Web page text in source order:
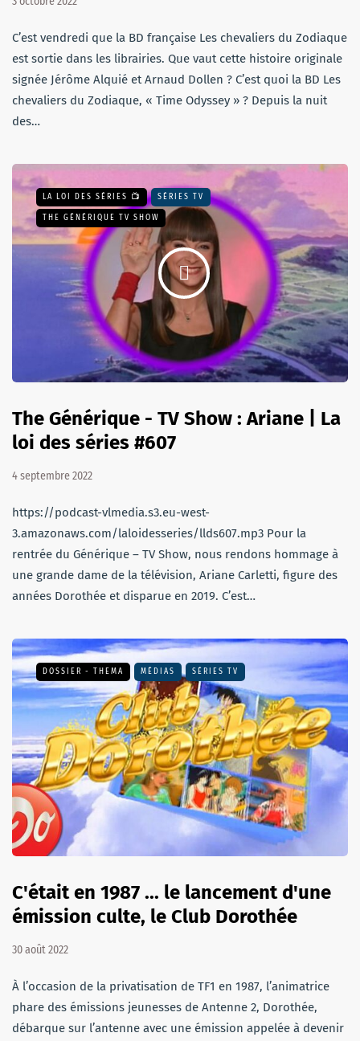
C’est vendredi que la BD française Les chevaliers du Zodiaque
est sortie dans les librairies. Que vaut cette histoire originale
signée Jérôme Alquié et Arnaud Dollen ? C’est quoi la BD Les
chevaliers du Zodiaque, « Time Odyssey » ? Depuis la nuit
des…
LA LOI DES SÉRIES 📺 SÉRIES TV
THE GÉNÉRIQUE TV SHOW
The Générique - TV Show : Ariane | La
loi des séries #607
4 septembre 2022
https://podcast-vlmedia.s3.eu-west-
3.amazonaws.com/laloidesseries/llds607.mp3 Pour la
rentrée du Générique – TV Show, nous rendons hommage à
une grande dame de la télévision, Ariane Carletti, figure des
années Dorothée et disparue en 2019. C’est…
DOSSIER - THEMA MÉDIAS SÉRIES TV
C'était en 1987 ... le lancement d'une
émission culte, le Club Dorothée
30 août 2022
À l’occasion de la privatisation de TF1 en 1987, l’animatrice
phare des émissions jeunesses de Antenne 2, Dorothée,
débarque sur l’antenne avec une émission appelée à devenir